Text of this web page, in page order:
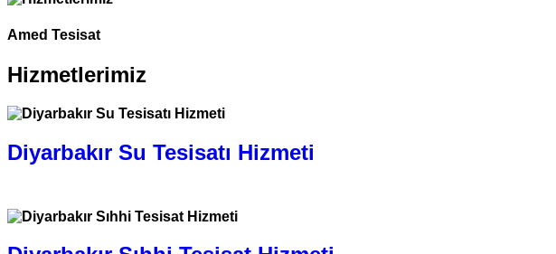
Amed Tesisat
Hizmetlerimiz
Diyarbakır Su Tesisatı Hizmeti